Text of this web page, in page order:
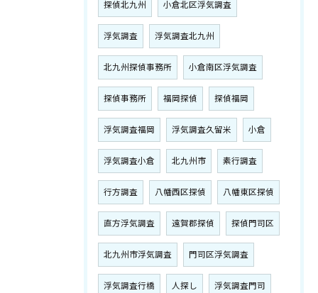
探偵北九州 小倉北区浮気調査
浮気調査 浮気調査北九州
北九州探偵事務所 小倉南区浮気調査
探偵事務所 福岡探偵 探偵福岡
浮気調査福岡 浮気調査久留米 小倉
浮気調査小倉 北九州市 素行調査
行方調査 八幡西区探偵 八幡東区探偵
直方浮気調査 遠賀郡探偵 探偵門司区
北九州市浮気調査 門司区浮気調査
浮気調査行橋 人探し 浮気調査門司